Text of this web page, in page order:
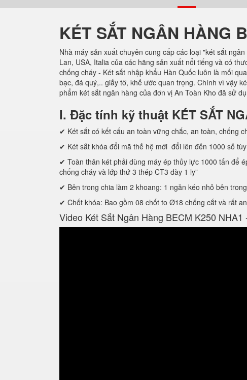
KÉT SẮT NGÂN HÀNG
Nhà máy sản xuất chuyên cung cấp các loại "két sắt ngân
Lan, USA, Italia của các hãng sản xuất nổi tiếng và có
chống cháy - Két sắt nhập khẩu Hàn Quốc luôn là mối
bạc, đá quý,.. giấy tờ, khế ước quan trọng. Chính vì vậy
phẩm két sắt ngân hàng của đơn vị An Toàn Kho đã sử
I. Đặc tính kỹ thuật KÉT SẮT
✔ Két sắt có kết cấu an toàn vững chắc, an toàn, chống
✔ Két sắt khóa đổi mã thế hệ mới đổi lên đến 1000 số
✔ Toàn thân két phải dùng máy ép thủy lực 1000 tấn để
chống cháy và lớp thứ 3 thép CT3 dày 1 ly”
✔ Bên trong chia làm 2 khoang: 1 ngăn kéo nhỏ bên
✔ Chốt khóa: Bao gồm 08 chốt to Ø18 chống cắt và rất
Video Két Sắt Ngân Hàng BECM K250